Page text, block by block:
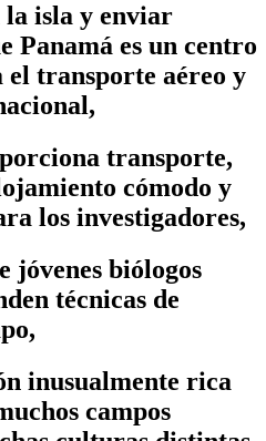
isla y enviar
Panamá es un centro
transporte aéreo y
transporte,
cómodo y
los investigadores,
jóvenes biólogos
técnicas de
inusualmente rica
campos